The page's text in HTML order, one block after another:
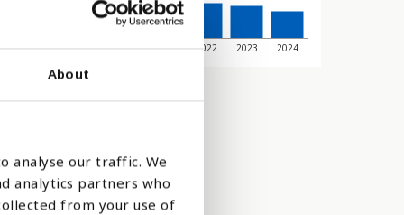
About
analyse our traffic. We
analytics partners who
from your use of
2018 2019 2020 2021 2022 2023 2024